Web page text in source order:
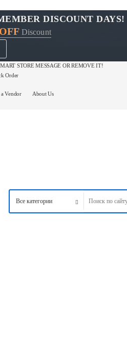
DISCOUNT DAYS!
Discount
STORE MESSAGE OR REMOVE IT!
Order
Vendor
About Us